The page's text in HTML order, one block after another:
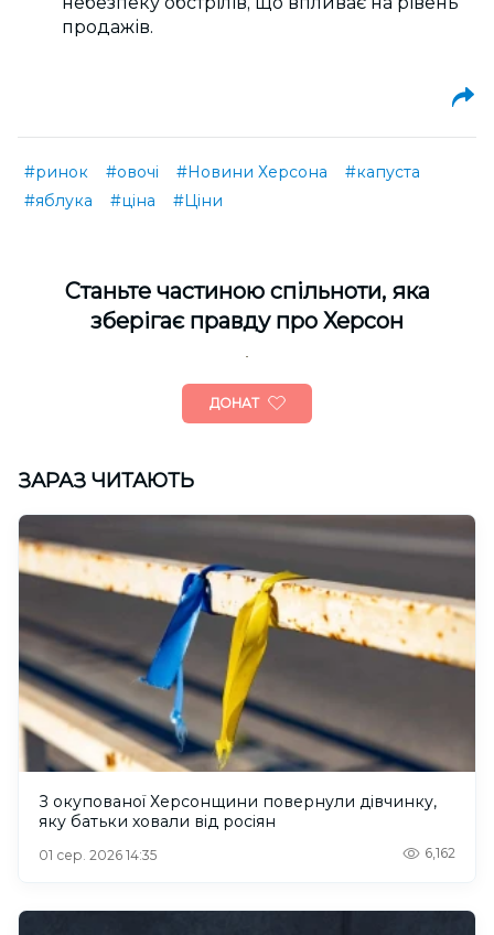
продажів.
#ринок #овочі #Новини Херсона
#капуста
#яблука
#ціна #Ціни
Cтаньте частиною спільноти, яка
зберігає правду про Херсон
ДОНАТ
ЗАРАЗ ЧИТАЮТЬ
З окупованої Херсонщини повернули дівчинку,
яку батьки ховали від росіян
01 сер. 2026 14:35 6,162